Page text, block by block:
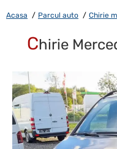
Acasa Parcul auto Chirie
Chirie